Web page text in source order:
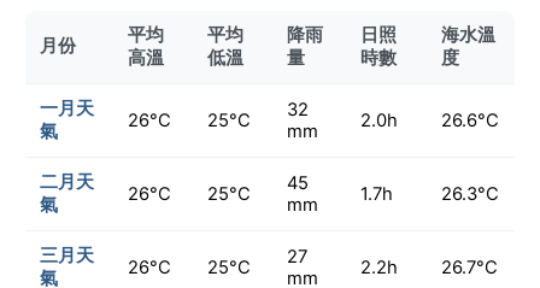
月份
平均
高溫
平均
低溫
降雨
量
日照
時數
海水溫
度
一月天
氣
26°C 25°C
32
mm
2.0h 26.6°C
二月天
氣
26°C 25°C
45
mm
1.7h 26.3°C
三月天
氣
26°C 25°C
27
mm
2.2h 26.7°C